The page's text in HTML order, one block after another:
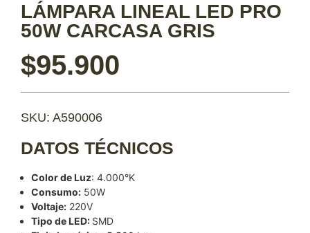
LÁMPARA LINEAL LED PRO
50W CARCASA GRIS
$95.900
SKU: A590006
DATOS TÉCNICOS
Color de Luz: 4.000°K
Consumo: 50W
Voltaje: 220V
Tipo de LED: SMD